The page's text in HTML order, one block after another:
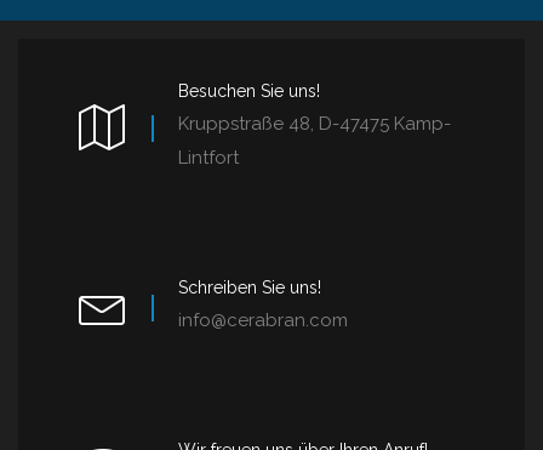
Besuchen Sie uns!
Kruppstraße 48, D-47475 Kamp-
Lintfort
Schreiben Sie uns!
info@cerabran.com